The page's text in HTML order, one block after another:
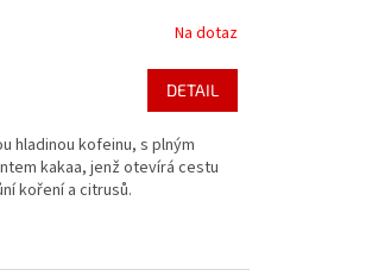
Na dotaz
DETAIL
hladinou kofeinu, s plným
kakaa, jenž otevírá cestu
koření a citrusů.